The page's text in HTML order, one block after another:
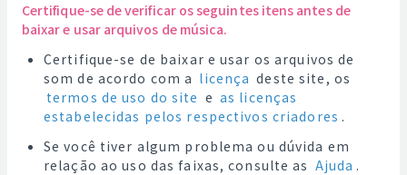
Certifique-se de verificar os seguintes itens antes de
baixar e usar arquivos de música.
Certifique-se de baixar e usar os arquivos de
som de acordo com a licença deste site, os
termos de uso do site e as licenças
estabelecidas pelos respectivos criadores .
Se você tiver algum problema ou dúvida em
relação ao uso das faixas, consulte as Ajuda .